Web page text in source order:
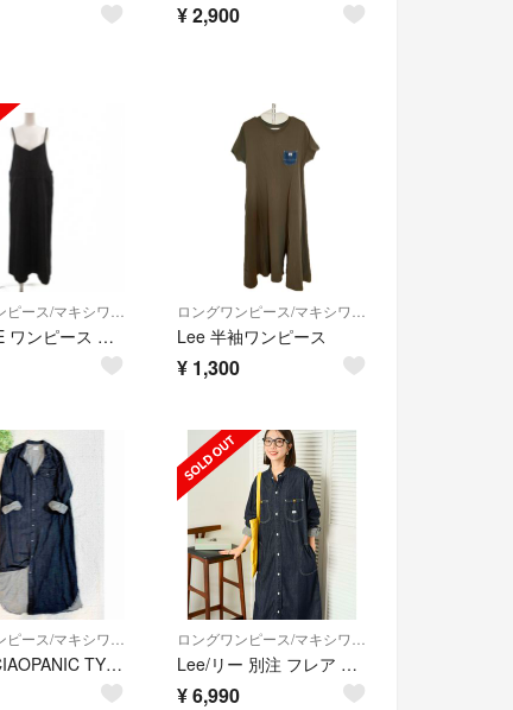
¥2,900
ロングワンピース/マキシワンピース
リー LEE ワンピース キャミワンピ S 黒 ブラック キャミソール Vネック
ロングワンピース/マキシワンピース
Lee 半袖ワンピース
¥ 1,300
【Lee×CIAOPANIC TYPY】デニムシャツワンピース 2023SS Lee/リー 別注 フレア マキシ ワンピース
¥6,990